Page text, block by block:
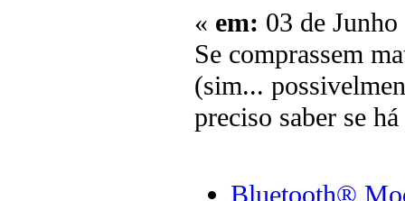
« em: 03 de
Se comprassem
(sim...
preciso saber se